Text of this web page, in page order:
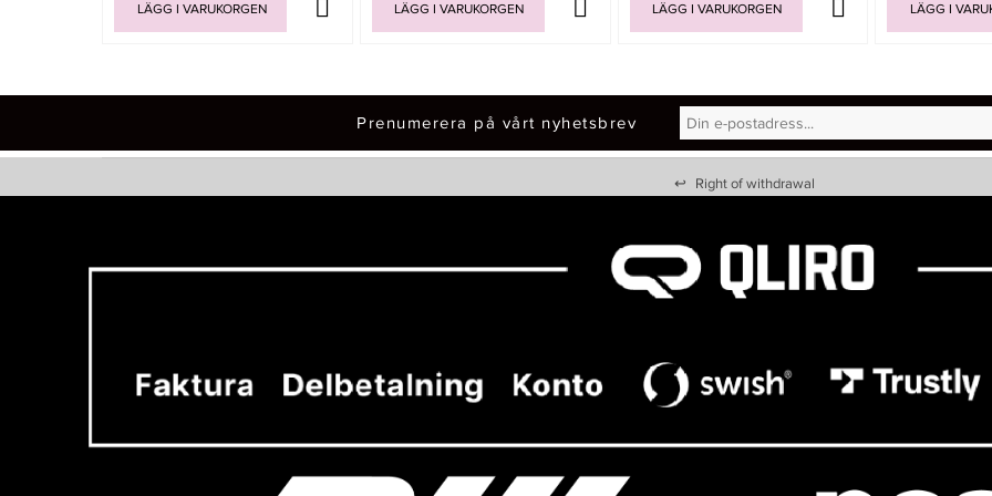
LÄGG I VARUKORGEN LÄGG I VARUKORGEN LÄGG I VARUKORGEN LÄGG I
Prenumerera på vårt nyhetsbrev
↩ Right of withdrawal